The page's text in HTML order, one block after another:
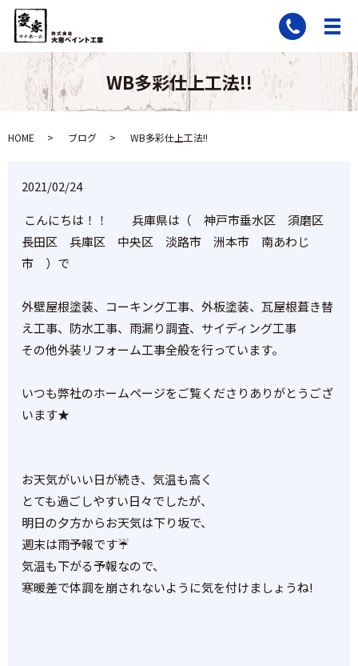
WB多彩仕上工法!!
HOME ブログ WB多彩仕上工法!!
2021/02/24
こんにちは！！ 兵庫県は（ 神戸市垂水区 須磨区
長田区 兵庫区 中央区 淡路市 洲本市 南あわじ
市 ）で
外壁屋根塗装、コーキング工事、外板塗装、瓦屋根葺き替
え工事、防水工事、雨漏り調査、サイディング工事
その他外装リフォーム工事全般を行っています。
いつも弊社のホームページをご覧くださりありがとうござ
います★
お天気がいい日が続き、気温も高く
とても過ごしやすい日々でしたが、
明日の夕方からお天気は下り坂で、
週末は雨予報です☔
気温も下がる予報なので、
寒暖差で体調を崩されないように気を付けましょうね!